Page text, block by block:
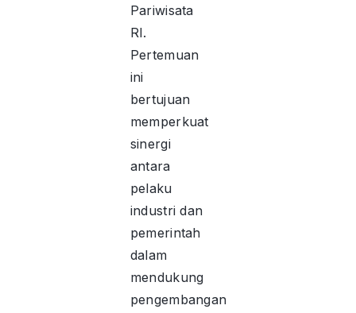
Pariwisata
RI.
Pertemuan
ini
bertujuan
memperkuat
sinergi
antara
pelaku
industri dan
pemerintah
dalam
mendukung
pengembangan